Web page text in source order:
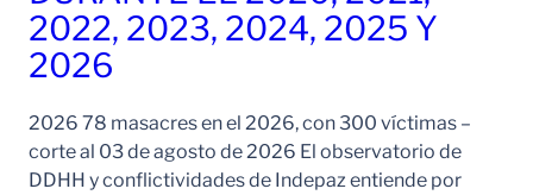
2022, 2023, 2024, 2025 Y
2026
2026 78 masacres en el 2026, con 300 víctimas –
corte al 03 de agosto de 2026 El observatorio de
DDHH y conflictividades de Indepaz entiende por